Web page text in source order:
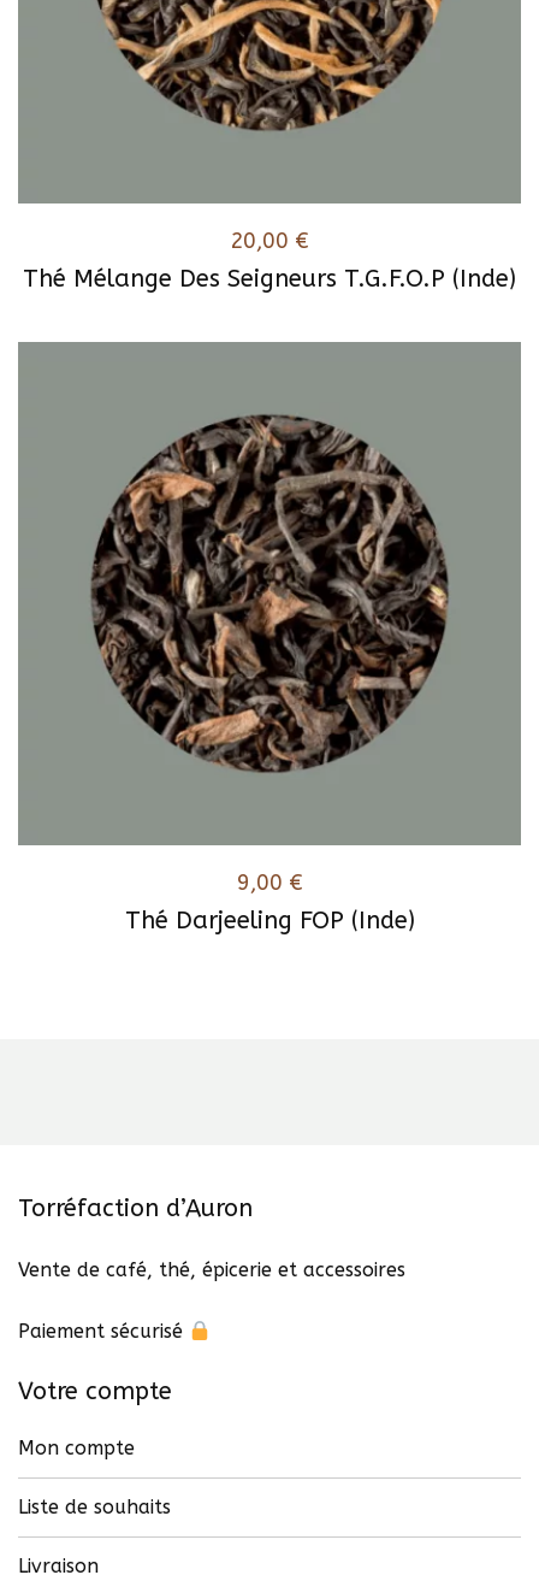
Thé Mélange Des Seigneurs T.G.F.O.P (Inde)
20,00 €
Thé Darjeeling FOP (Inde)
9,00 €
Torréfaction d’Auron
Vente de café, thé, épicerie et accessoires
Paiement sécurisé
Votre compte
Mon compte
Liste de souhaits
Livraison